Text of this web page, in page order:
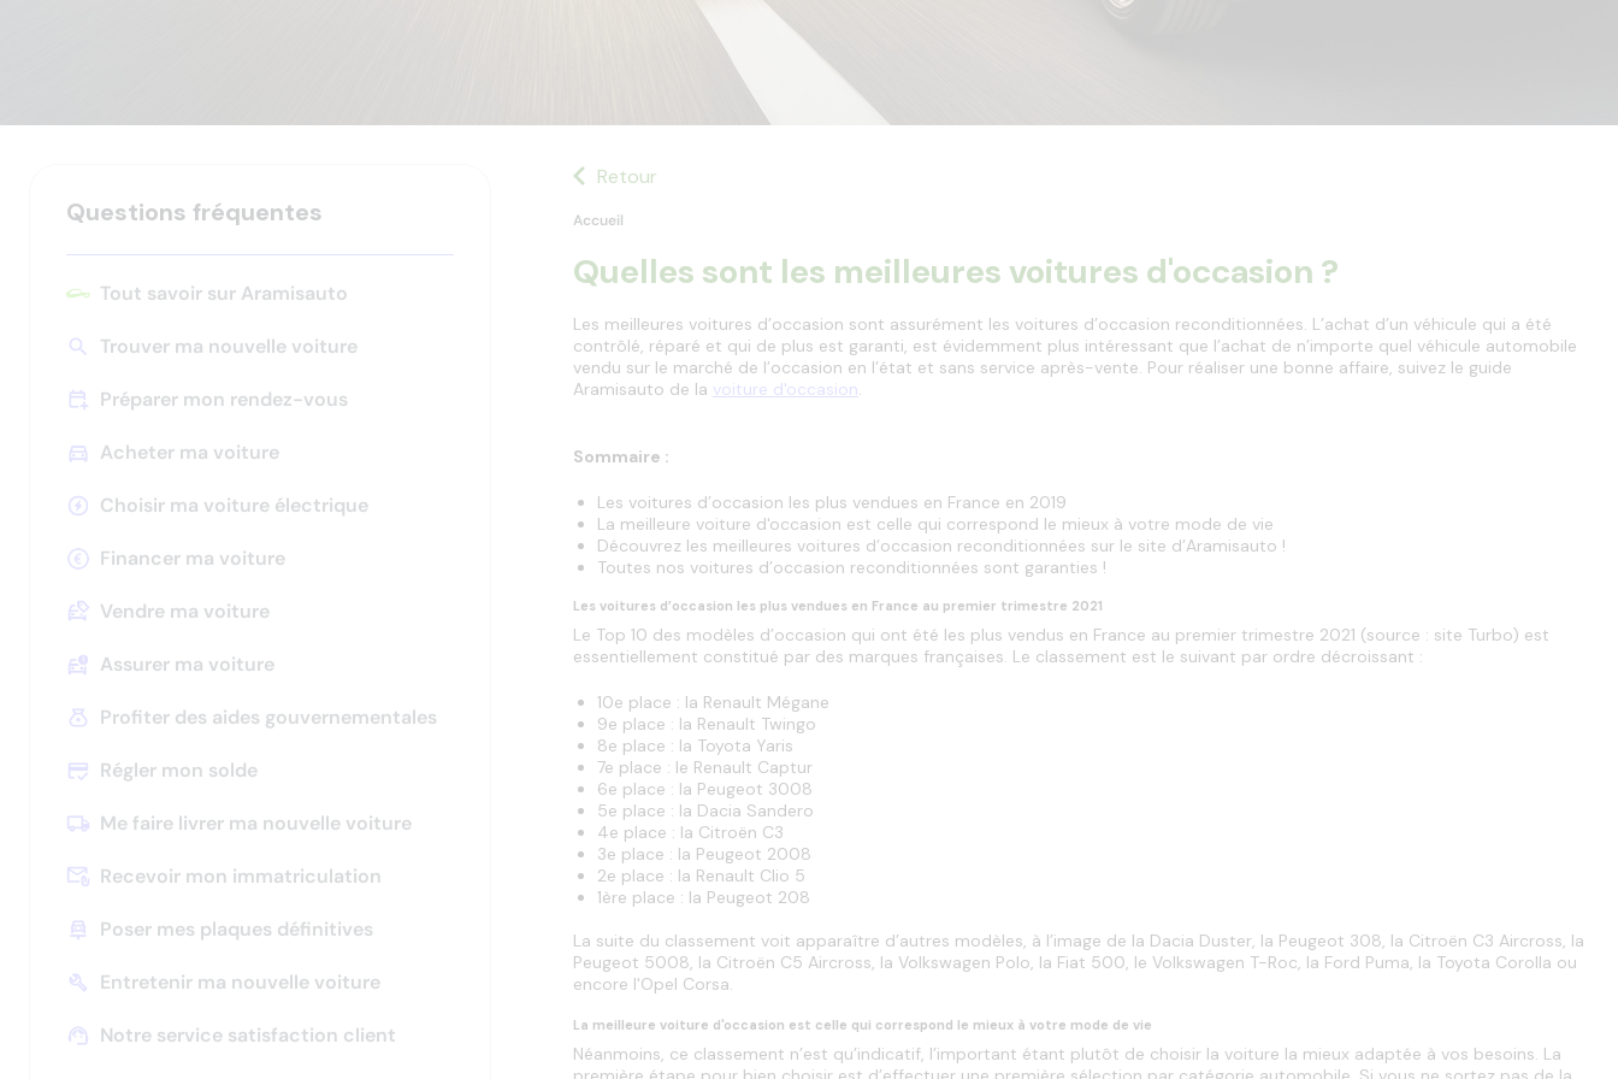
faciliter
la
sélection.
Questions fréquentes
Tout savoir sur Aramisauto
Trouver ma nouvelle voiture
pour
les
catégories
Préparer mon rendez-vous
Acheter ma voiture
pour
les
catégories
Choisir ma voiture électrique
Financer ma voiture
Vendre ma voiture
pour
les
catégories
Assurer ma voiture
Profiter des aides gouvernementales
Régler mon solde
Me faire livrer ma nouvelle voiture
pour
les
catégories
Recevoir mon immatriculation
pour
les
catégories
Poser mes plaques définitives
Entretenir ma nouvelle voiture
Notre service satisfaction client
Retour
Accueil
Quelles sont les meilleures voitures d'occasion ?
Les meilleures voitures d’occasion sont assurément les voitures d’occasion reconditionnées. L’achat d’un véhicule qui a été
contrôlé, réparé et qui de plus est garanti, est évidemment plus intéressant que l’achat de n’importe quel véhicule automobile
vendu sur le marché de l’occasion en l’état et sans service après-vente. Pour réaliser une bonne affaire, suivez le guide
Aramisauto de la voiture d'occasion.
Sommaire :
Les voitures d’occasion les plus vendues en France en 2019
La meilleure voiture d'occasion est celle qui correspond le mieux à votre mode de vie
Découvrez les meilleures voitures d’occasion reconditionnées sur le site d’Aramisauto !
Toutes nos voitures d’occasion reconditionnées sont garanties !
Les voitures d’occasion les plus vendues en France au premier trimestre 2021
Le Top 10 des modèles d’occasion qui ont été les plus vendus en France au premier trimestre 2021 (source : site Turbo) est
essentiellement constitué par des marques françaises. Le classement est le suivant par ordre décroissant :
10e place : la Renault Mégane
9e place : la Renault Twingo
8e place : la Toyota Yaris
7e place : le Renault Captur
6e place : la Peugeot 3008
5e place : la Dacia Sandero
4e place : la Citroën C3
3e place : la Peugeot 2008
2e place : la Renault Clio 5
1ère place : la Peugeot 208
La suite du classement voit apparaître d’autres modèles, à l’image de la Dacia Duster, la Peugeot 308, la Citroën C3 Aircross, la
Peugeot 5008, la Citroën C5 Aircross, la Volkswagen Polo, la Fiat 500, le Volkswagen T-Roc, la Ford Puma, la Toyota Corolla ou
encore l'Opel Corsa.
La meilleure voiture d'occasion est celle qui correspond le mieux à votre mode de vie
Néanmoins, ce classement n’est qu’indicatif, l’important étant plutôt de choisir la voiture la mieux adaptée à vos besoins. La